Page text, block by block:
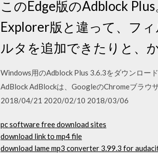
このEdge版のAdblock
Explorer版と違って、フ
ルタを追加できたりと、
Windows用のAdblock Plus 3.6.3をダウンロー
AdBlock AdBlockは、GoogleのChromeブラ
2018/04/21 2020/02/10 2018/03/06
pc software free download sites
download link to mp4 file
download lame mp3 converter 3.99.3 for